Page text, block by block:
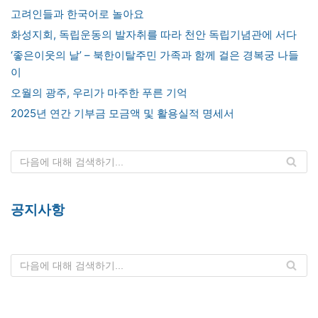
고려인들과 한국어로 놀아요
화성지회, 독립운동의 발자취를 따라 천안 독립기념관에 서다
‘좋은이웃의 날’ – 북한이탈주민 가족과 함께 걸은 경복궁 나들
이
오월의 광주, 우리가 마주한 푸른 기억
2025년 연간 기부금 모금액 및 활용실적 명세서
공지사항